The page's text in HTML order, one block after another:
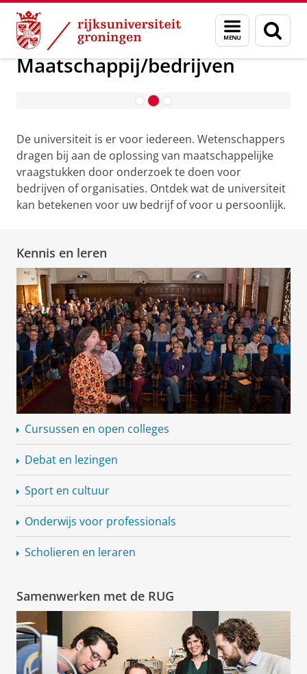
Skip
Content
Skip
Navigation
Menu
en
zoeken
Maatschappij/bedrijven
Maatschappij/bedrijven
Samenwerken met de RUG
De universiteit is er voor iedereen. Wetenschappers
dragen bij aan de oplossing van maatschappelijke
vraagstukken door onderzoek te doen voor
bedrijven of organisaties. Ontdek wat de universiteit
kan betekenen voor uw bedrijf of voor u persoonlijk.
Kennis en leren
Cursussen en open colleges
Debat en lezingen
Sport en cultuur
Onderwijs voor professionals
Scholieren en leraren
Samenwerken met de RUG